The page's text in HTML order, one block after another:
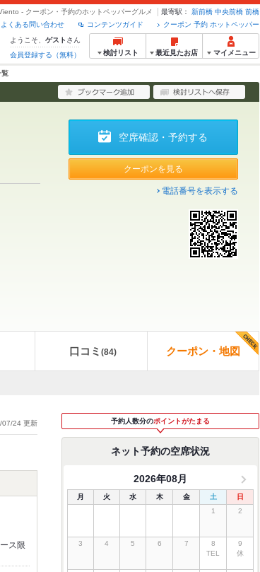
- クーポン・予約のホットペッパーグルメ 最寄駅： 新前橋 中央前橋 前橋
クーポン 予約 ホットペッパー
コンテンツガイド
よくある問い合わせ
ようこそ、 ゲスト さん
会員登録する（無料）
検討リスト 最近見たお店 マイメニュー
覧
空席確認・予約する
クーポンを見る
電話番号を表示する
口コミ (84) クーポン・地図
07/24 更新
ス限
予約人数分のポイントがたまる
ネット予約の空席状況
2026年08月
月 火 水 木 金 土
日
1
2
3 4 5 6 7
8
TEL
9
休